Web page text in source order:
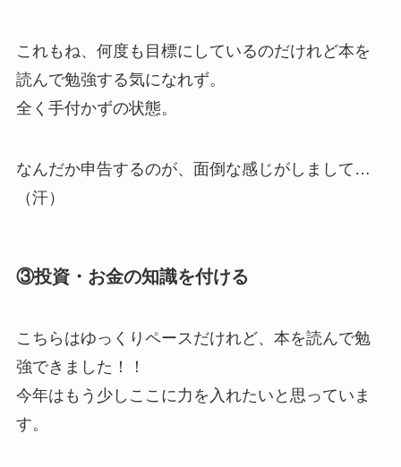
これもね、何度も目標にしているのだけれど本を
読んで勉強する気になれず。
全く手付かずの状態。
なんだか申告するのが、面倒な感じがしまして…
（汗）
③投資・お金の知識を付ける
こちらはゆっくりペースだけれど、本を読んで勉
強できました！！
今年はもう少しここに力を入れたいと思っていま
す。